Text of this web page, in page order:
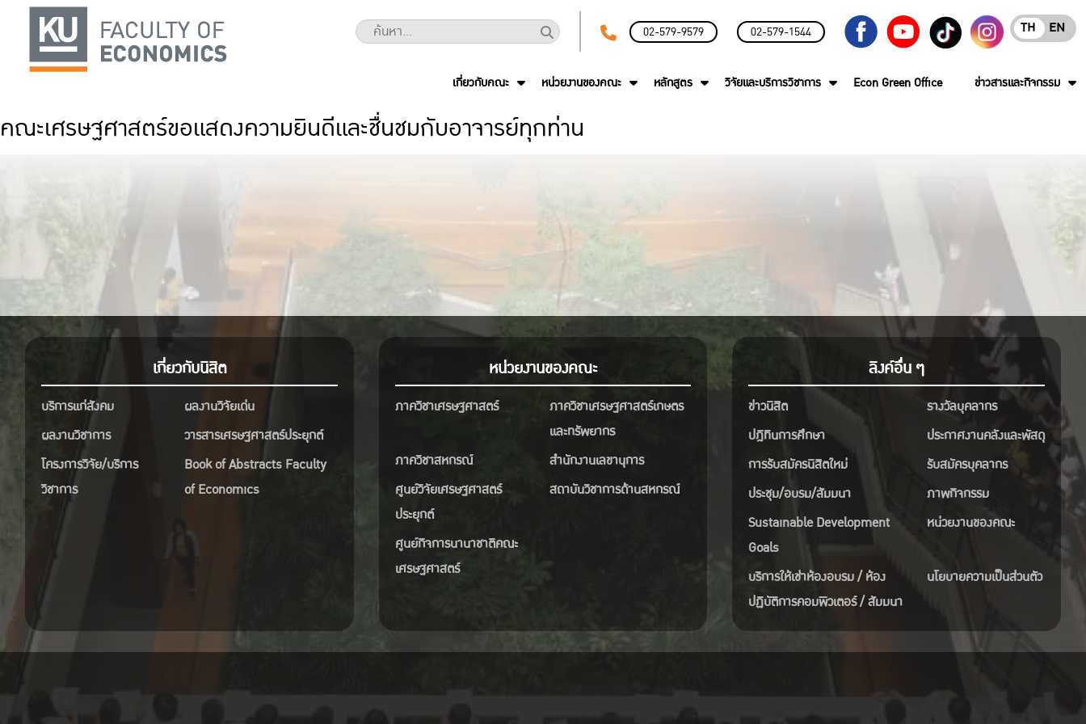
02-579-9579 02-579-1544 EN
TH
เกี่ยวกับคณะ หน่วยงานของคณะ หลักสูตร วิจัยและบริการวิชาการ Econ Green Office ข่าวสารและกิจกรรม
คณะเศรษฐศาสตร์ขอแสดงความยินดีและชื่นชมกับอาจารย์ทุกท่าน
เกี่ยวกับนิสิต
บริการแก่สังคม
ผลงานวิจัยเด่น
ผลงานวิชาการ
วารสารเศรษฐศาสตร์ประยุกต์
โครงการวิจัย/บริการ
วิชาการ
Book of Abstracts Faculty
of Economics
หน่วยงานของคณะ
ภาควิชาเศรษฐศาสตร์
ภาควิชาเศรษฐศาสตร์เกษตร
และทรัพยากร
ภาควิชาสหกรณ์
สำนักงานเลขานุการ
ศูนย์วิจัยเศรษฐศาสตร์
ประยุกต์
สถาบันวิชาการด้านสหกรณ์
ศูนย์กิจการนานาชาติคณะ
เศรษฐศาสตร์
ลิงค์อื่น ๆ
ข่าวนิสิต
รางวัลบุคลากร
ปฎิทินการศึกษา
ประกาศงานคลังและพัสดุ
การรับสมัครนิสิตใหม่
รับสมัครบุคลากร
ประชุม/อบรม/สัมมนา
ภาพกิจกรรม
Sustainable Development
Goals
หน่วยงานของคณะ
บริการให้เช่าห้องอบรม / ห้อง
ปฏิบัติการคอมพิวเตอร์ / สัมมนา
นโยบายความเป็นส่วนตัว